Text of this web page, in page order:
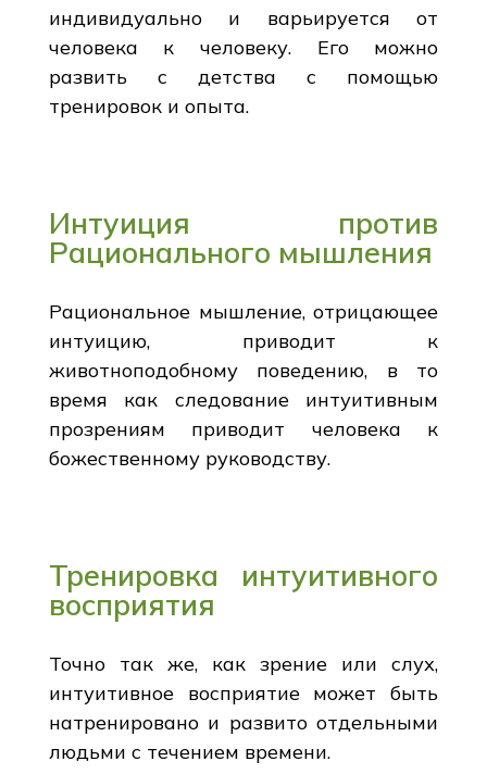
индивидуально и варьируется от
человека к человеку. Его можно
развить с детства с помощью
тренировок и опыта.
Интуиция против
Рационального мышления
Рациональное мышление, отрицающее
интуицию, приводит к
животноподобному поведению, в то
время как следование интуитивным
прозрениям приводит человека к
божественному руководству.
Тренировка интуитивного
восприятия
Точно так же, как зрение или слух,
интуитивное восприятие может быть
натренировано и развито отдельными
людьми с течением времени.